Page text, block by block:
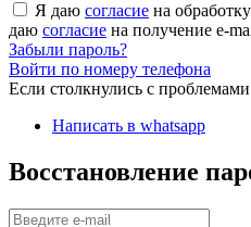
Я даю согласие на
даю согласие на получение e-
Забыли пароль?
Войти по номеру телефона
Если столкнулись с
Написать в whatsapp
Восстановление